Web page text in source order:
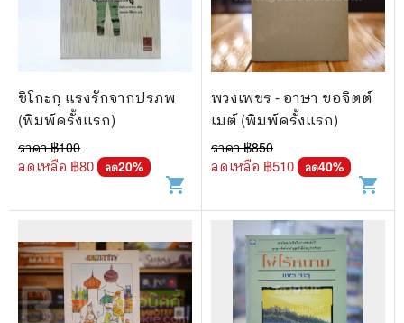
ชิโกะกุ แรงรักจากปรภพ
(พิมพ์ครั้งแรก)
ราคา ฿100
ลดเหลือ ฿80 ลด20%
shopping_cart
พวงเพชร - อาษา ขอจิตต์
เมต์ (พิมพ์ครั้งแรก)
ราคา ฿850
ลดเหลือ ฿510 ลด40%
shopping_cart